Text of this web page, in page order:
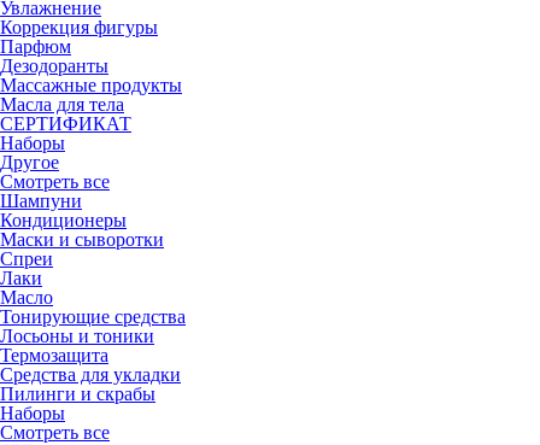
Увлажнение
Коррекция фигуры
Парфюм
Дезодоранты
Массажные продукты
Масла для тела
СЕРТИФИКАТ
Наборы
Другое
Смотреть все
Шампуни
Кондиционеры
Маски и сыворотки
Спреи
Лаки
Масло
Тонирующие средства
Лосьоны и тоники
Термозащита
Средства для укладки
Пилинги и скрабы
Наборы
Смотреть все